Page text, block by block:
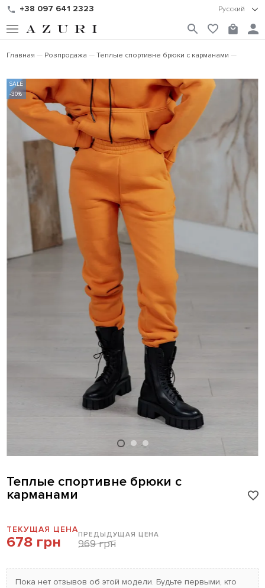
+38 097 641 2323 Русский
Главная Розпродажа Теплые спортивне брюки с карманами
Теплые спортивне брюки с
карманами
ТЕКУЩАЯ ЦЕНА
678 грн ПРЕДЫДУЩАЯ ЦЕНА
969 грн
Пока нет отзывов об этой модели. Будьте первыми, кто